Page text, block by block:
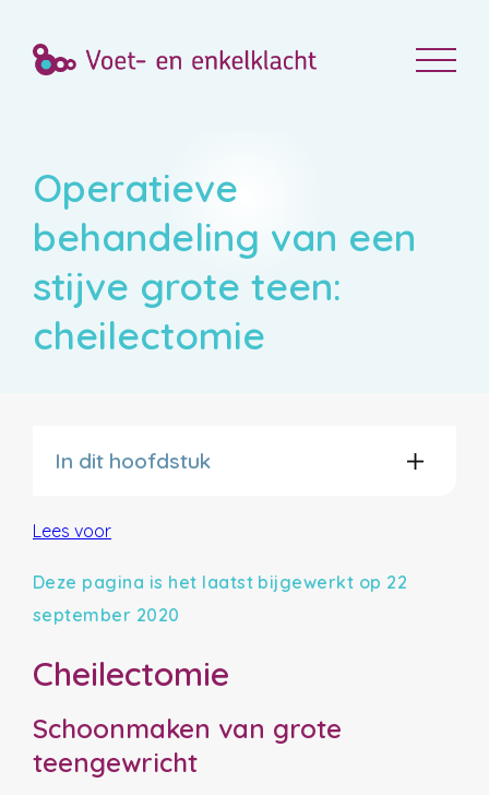
Operatieve
behandeling van een
stijve grote teen:
cheilectomie
In dit hoofdstuk
Lees voor
Deze pagina is het laatst bijgewerkt op 22
september 2020
Cheilectomie
Schoonmaken van grote
teengewricht